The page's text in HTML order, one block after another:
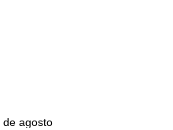
de agosto